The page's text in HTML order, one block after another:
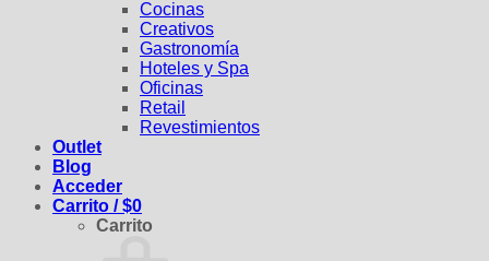
Cocinas
Creativos
Gastronomía
Hoteles y Spa
Oficinas
Retail
Revestimientos
Outlet
Blog
Acceder
Carrito /$0
Carrito